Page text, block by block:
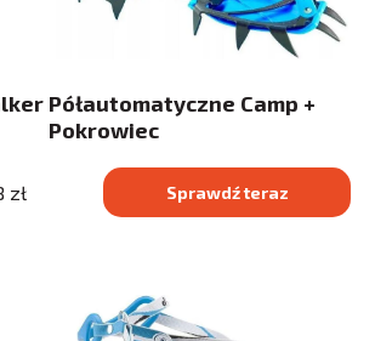
Półautomatyczne Camp +
Pokrowiec
zł Sprawdź teraz